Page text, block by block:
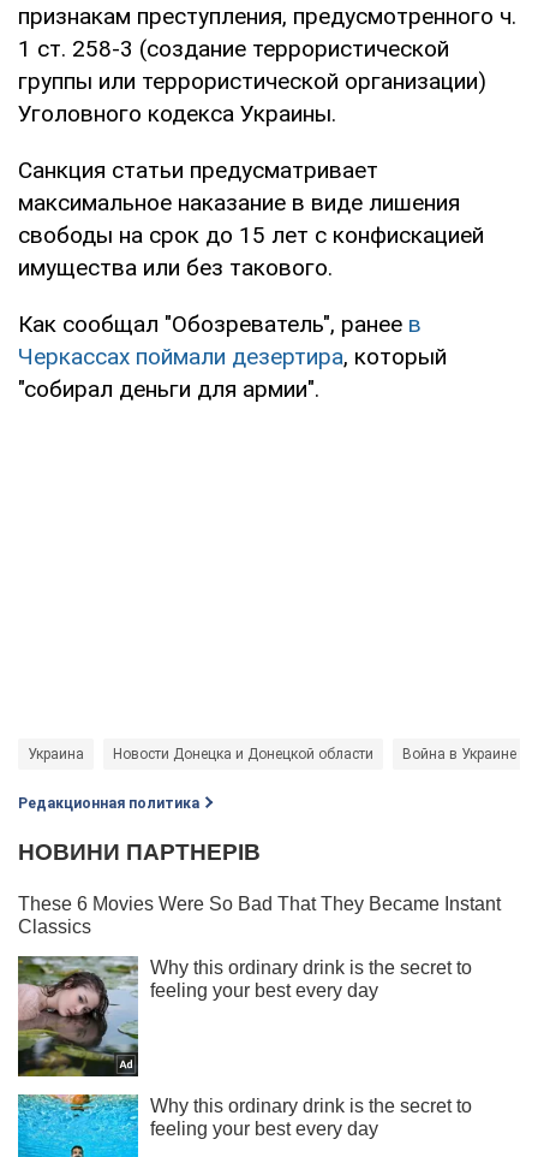
признакам преступления, предусмотренного ч.
1 ст. 258-3 (создание террористической
группы или террористической организации)
Уголовного кодекса Украины.
Санкция статьи предусматривает
максимальное наказание в виде лишения
свободы на срок до 15 лет с конфискацией
имущества или без такового.
Как сообщал "Обозреватель", ранее в
Черкассах поймали дезертира, который
"собирал деньги для армии".
Украина Новости Донецка и Донецкой области Война в Украине
Редакционная политика